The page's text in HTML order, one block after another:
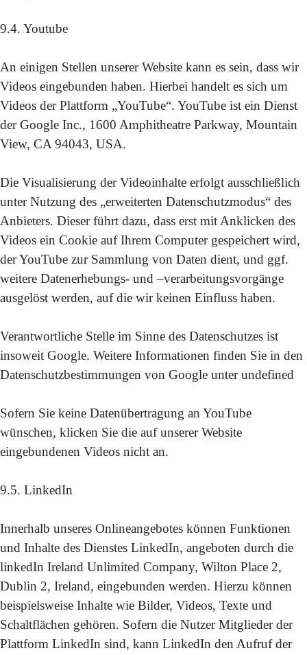
9.4. Youtube
An einigen Stellen unserer Website kann es sein, dass wir
Videos eingebunden haben. Hierbei handelt es sich um
Videos der Plattform „YouTube“. YouTube ist ein Dienst
der Google Inc., 1600 Amphitheatre Parkway, Mountain
View, CA 94043, USA.
Die Visualisierung der Videoinhalte erfolgt ausschließlich
unter Nutzung des „erweiterten Datenschutzmodus“ des
Anbieters. Dieser führt dazu, dass erst mit Anklicken des
Videos ein Cookie auf Ihrem Computer gespeichert wird,
der YouTube zur Sammlung von Daten dient, und ggf.
weitere Datenerhebungs- und –verarbeitungsvorgänge
ausgelöst werden, auf die wir keinen Einfluss haben.
Verantwortliche Stelle im Sinne des Datenschutzes ist
insoweit Google. Weitere Informationen finden Sie in den
Datenschutzbestimmungen von Google unterundefined
Sofern Sie keine Datenübertragung an YouTube
wünschen, klicken Sie die auf unserer Website
eingebundenen Videos nicht an.
9.5. LinkedIn
Innerhalb unseres Onlineangebotes können Funktionen
und Inhalte des Dienstes LinkedIn, angeboten durch die
linkedIn Ireland Unlimited Company, Wilton Place 2,
Dublin 2, Ireland, eingebunden werden. Hierzu können
beispielsweise Inhalte wie Bilder, Videos, Texte und
Schaltflächen gehören. Sofern die Nutzer Mitglieder der
Plattform LinkedIn sind, kann LinkedIn den Aufruf der